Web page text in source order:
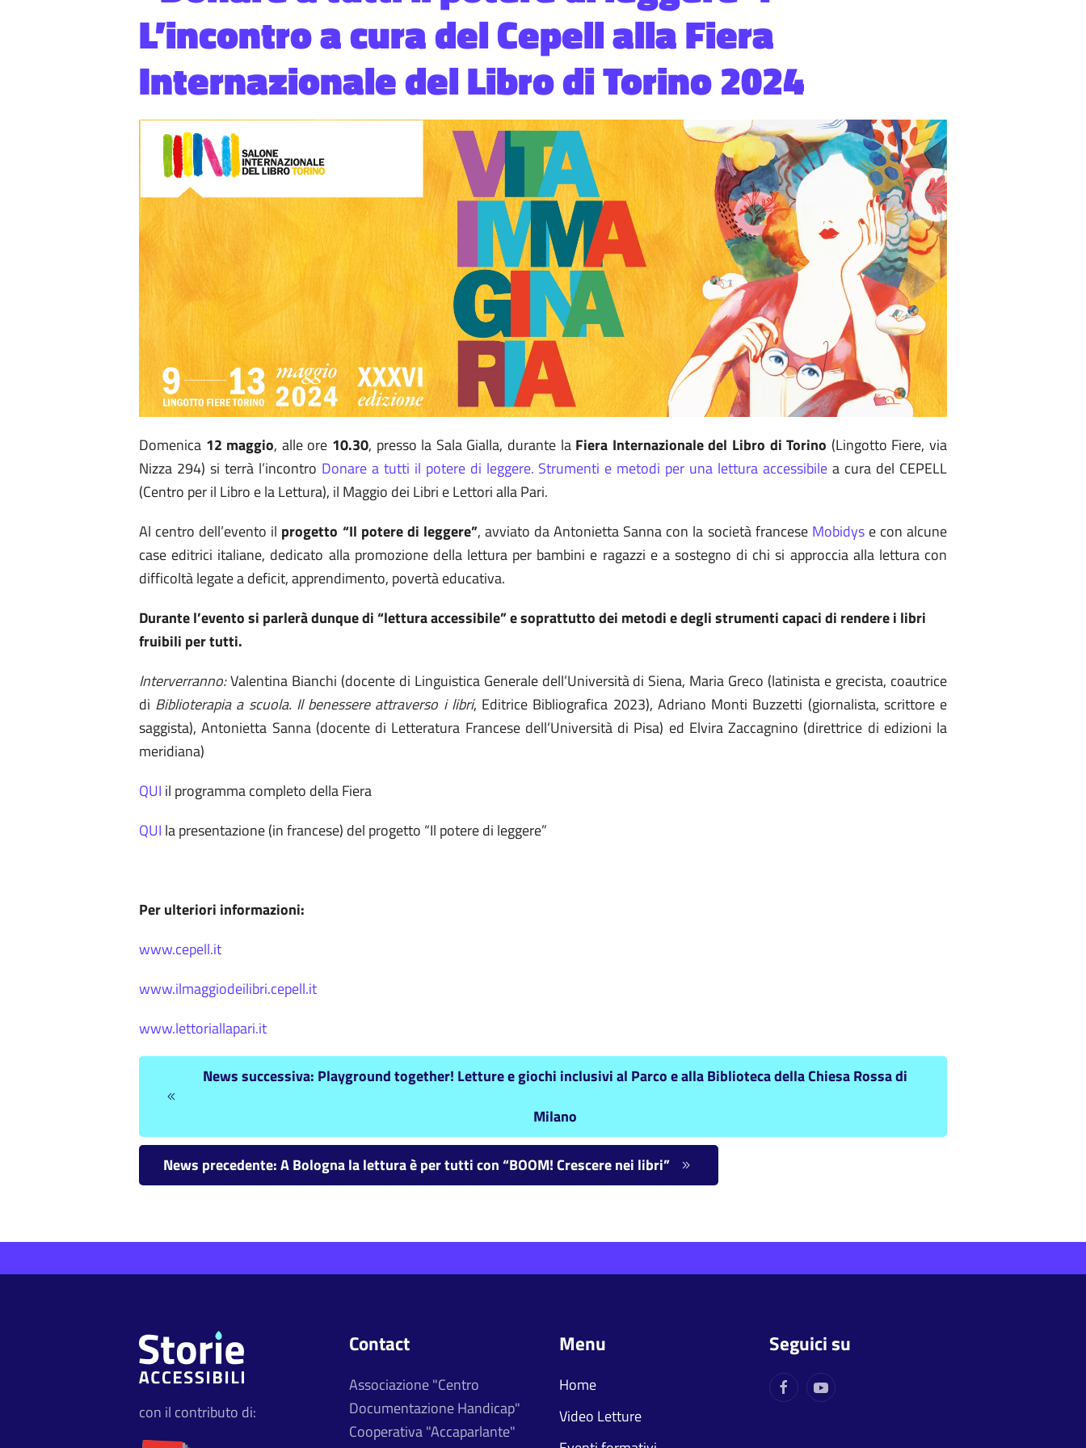
L’incontro a cura del Cepell alla Fiera
Internazionale del Libro di Torino 2024
Domenica 12 maggio, alle ore 10.30, presso la Sala Gialla, durante la Fiera Internazionale del Libro di Torino (Lingotto Fiere, via
Nizza 294) si terrà l’incontro Donare a tutti il potere di leggere. Strumenti e metodi per una lettura accessibile a cura del CEPELL
(Centro per il Libro e la Lettura), il Maggio dei Libri e Lettori alla Pari.
Al centro dell’evento il progetto “Il potere di leggere”, avviato da Antonietta Sanna con la società francese Mobidyse con alcune
case editrici italiane, dedicato alla promozione della lettura per bambini e ragazzi e a sostegno di chi si approccia alla lettura con
difficoltà legate a deficit, apprendimento, povertà educativa.
Durante l’evento si parlerà dunque di “lettura accessibile” e soprattutto dei metodi e degli strumenti capaci di rendere i libri
fruibili per tutti.
Interverranno:Valentina Bianchi (docente di Linguistica Generale dell’Università di Siena, Maria Greco (latinista e grecista, coautrice
di Biblioterapia a scuola. Il benessere attraverso i libri, Editrice Bibliografica 2023), Adriano Monti Buzzetti (giornalista, scrittore e
saggista), Antonietta Sanna (docente di Letteratura Francese dell’Università di Pisa) ed Elvira Zaccagnino (direttrice di edizioni la
meridiana)
QUI il programma completo della Fiera
QUI la presentazione (in francese) del progetto “Il potere di leggere”
Per ulteriori informazioni:
www.cepell.it
www.ilmaggiodeilibri.cepell.it
www.lettoriallapari.it
News successiva: Playground together! Letture e giochi inclusivi al Parco e alla Biblioteca della Chiesa Rossa di
Milano
News precedente: A Bologna la lettura è per tutti con “BOOM! Crescere nei libri”
con il contributo di:
Contact
Associazione "Centro
Documentazione Handicap"
Cooperativa "Accaparlante"
Menu
Home
Video Letture
Seguici su